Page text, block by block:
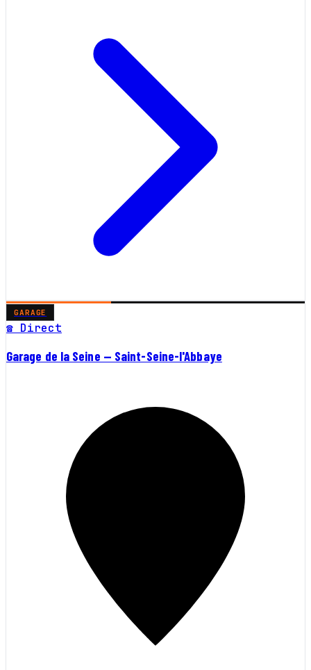
GARAGE
☎ Direct
Garage de la Seine — Saint-Seine-l'Abbaye